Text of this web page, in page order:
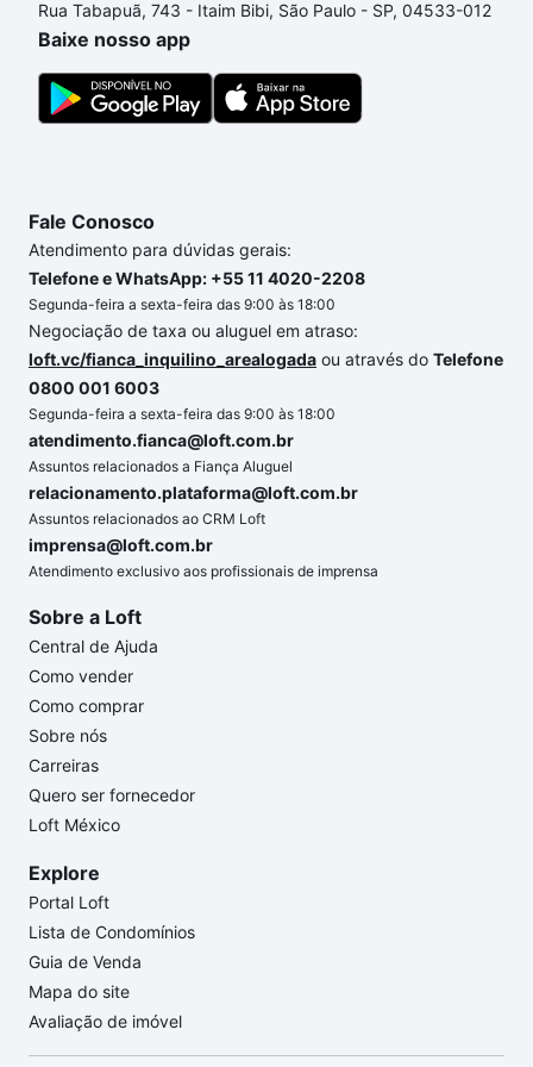
comprar um apartamento e conte com a gente para
comprar o imóvel dos seus sonhos com segurança e
conforto. Loft, com você até as chaves.
Rua Tabapuã, 743 - Itaim Bibi, São Paulo - SP, 04533-012
Baixe nosso app
Fale Conosco
Atendimento para dúvidas gerais:
Telefone e WhatsApp: +55 11 4020-2208
Segunda-feira a sexta-feira das 9:00 às 18:00
Negociação de taxa ou aluguel em atraso:
loft.vc/fianca_inquilino_arealogada ou através do Telefone
0800 001 6003
Segunda-feira a sexta-feira das 9:00 às 18:00
atendimento.fianca@loft.com.br
Assuntos relacionados a Fiança Aluguel
relacionamento.plataforma@loft.com.br
Assuntos relacionados ao CRM Loft
imprensa@loft.com.br
Atendimento exclusivo aos profissionais de imprensa
Sobre a Loft
Central de Ajuda
Como vender
Como comprar
Sobre nós
Carreiras
Quero ser fornecedor
Loft México
Explore
Portal Loft
Lista de Condomínios
Guia de Venda
Mapa do site
Avaliação de imóvel